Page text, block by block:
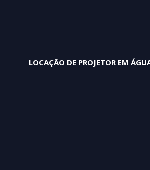
LOCAÇÃO DE PROJETOR EM